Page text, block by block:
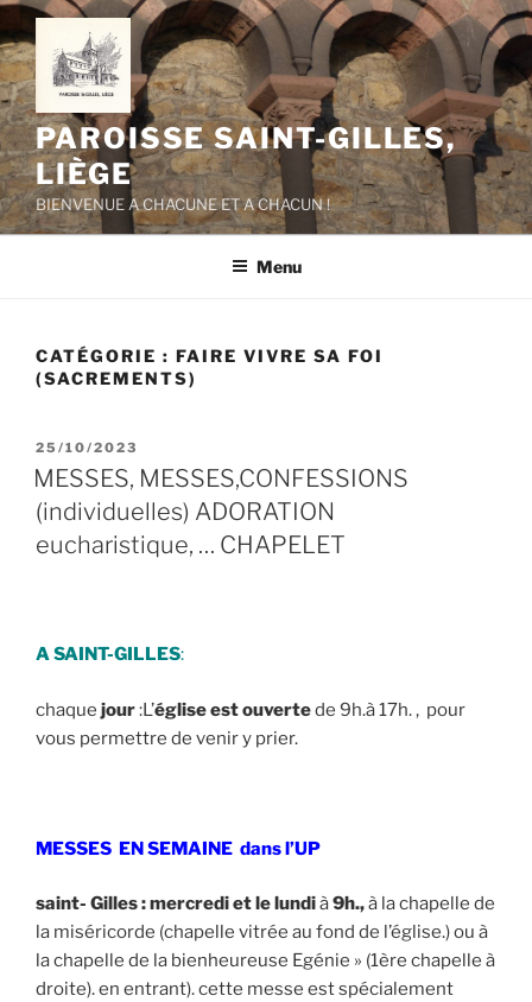
Aller
au
contenu
principal
PAROISSE SAINT-GILLES,
LIÈGE
BIENVENUE A CHACUNE ET A CHACUN !
Menu
CATÉGORIE : FAIRE VIVRE SA FOI
(SACREMENTS)
PUBLIÉ
LE
25/10/2023
MESSES, MESSES,CONFESSIONS
(individuelles) ADORATION
eucharistique, … CHAPELET
A SAINT-GILLES:
chaque jour:L’église est ouvertede 9h.à 17h. , pour
vous permettre de venir y prier.
MESSES EN SEMAINE dans l’UP
saint- Gilles : mercredi et le lundià9h.,à la chapelle de
la miséricorde (chapelle vitrée au fond de l’église.) ou à
la chapelle de la bienheureuse Egénie » (1ère chapelle à
droite). en entrant). cette messe est spécialement